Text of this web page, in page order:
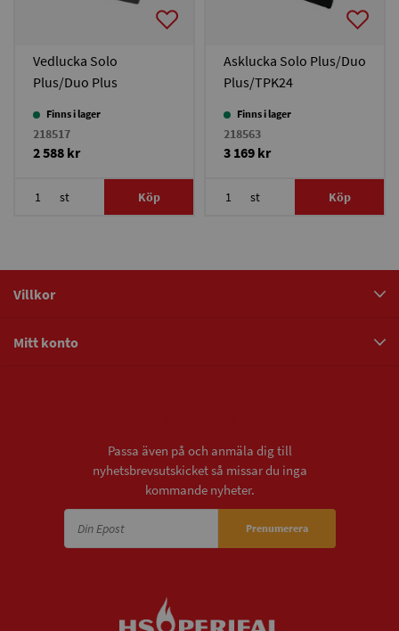
Vedlucka Solo
Plus/Duo Plus
Finns i lager
218517
2 588 kr
st Köp
Asklucka Solo Plus/Duo
Plus/TPK24
Finns i lager
218563
3 169 kr
st Köp
Villkor
Mitt konto
Passa även på och anmäla dig till
nyhetsbrevsutskicket så missar du inga
kommande nyheter.
Prenumerera